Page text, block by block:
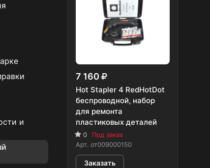
7 160
Hot Stapler 4 RedHotDot
беспроводной, набор
для ремонта
пластиковых деталей
0
Под заказ
Арт. от009000150
Заказать
и